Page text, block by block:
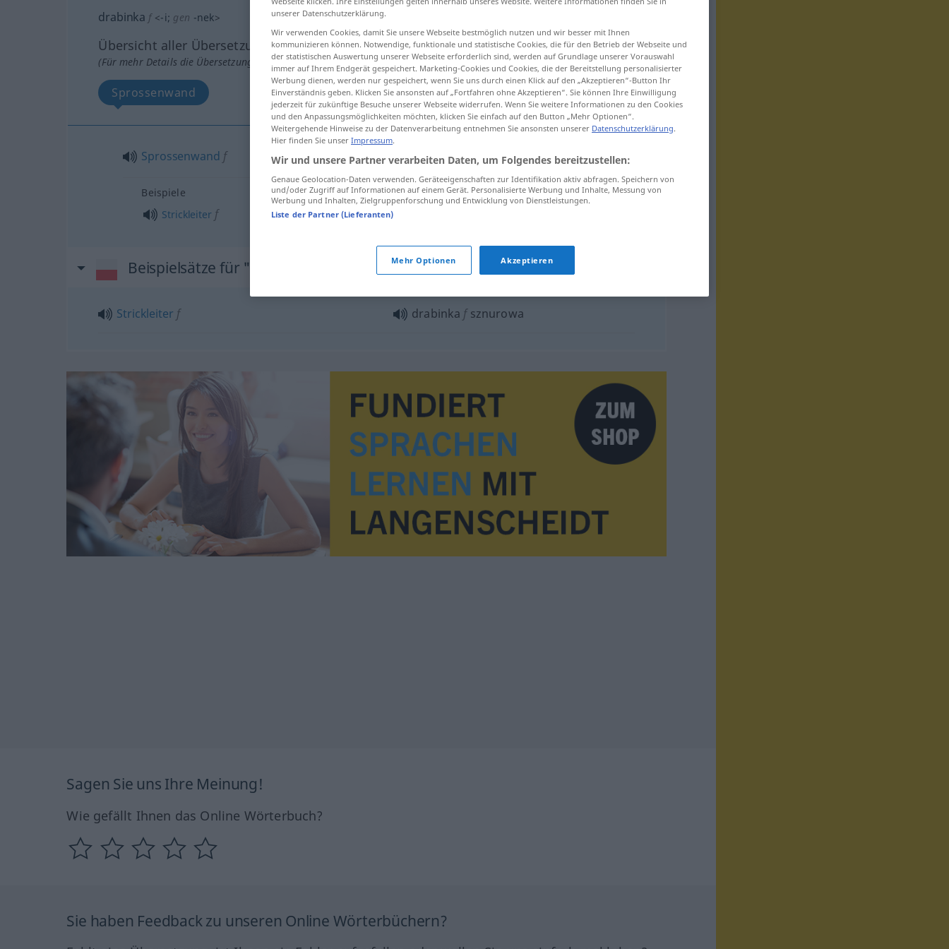
drabinka f <-i; gen -nek>
Übersicht aller Übersetzungen
(Für mehr Details die Übersetzung anklicken/antippen)
Sprossenwand
Sprossenwand f drabinka SPORT
Beispiele
Strickleiterf
Beispielsätze für "drabinka"
Strickleiter f drabinka fsznurowa
Sagen Sie uns Ihre Meinung!
Wie gefällt Ihnen das Online Wörterbuch?
Sie haben Feedback zu unseren Online Wörterbüchern?
unserer Datenschutzerklärung.
Wir verwenden Cookies, damit Sie unsere Webseite bestmöglich nutzen und wir besser mit Ihnen
kommunizieren können. Notwendige, funktionale und statistische Cookies, die für den Betrieb der Webseite und
der statistischen Auswertung unserer Webseite erforderlich sind, werden auf Grundlage unserer Vorauswahl
immer auf Ihrem Endgerät gespeichert. Marketing-Cookies und Cookies, die der Bereitstellung personalisierter
Werbung dienen, werden nur gespeichert, wenn Sie uns durch einen Klick auf den „Akzeptieren“-Button Ihr
Einverständnis geben. Klicken Sie ansonsten auf „Fortfahren ohne Akzeptieren“. Sie können Ihre Einwilligung
jederzeit für zukünftige Besuche unserer Webseite widerrufen. Wenn Sie weitere Informationen zu den Cookies
und den Anpassungsmöglichkeiten möchten, klicken Sie einfach auf den Button „Mehr Optionen“.
Weitergehende Hinweise zu der Datenverarbeitung entnehmen Sie ansonsten unserer Datenschutzerklärung.
Hier finden Sie unser Impressum.
Wir und unsere Partner verarbeiten Daten, um Folgendes bereitzustellen:
Genaue Geolocation-Daten verwenden. Geräteeigenschaften zur Identifikation aktiv abfragen. Speichern von
und/oder Zugriff auf Informationen auf einem Gerät. Personalisierte Werbung und Inhalte, Messung von
Werbung und Inhalten, Zielgruppenforschung und Entwicklung von Dienstleistungen.
Liste der Partner (Lieferanten)
Mehr Optionen Akzeptieren